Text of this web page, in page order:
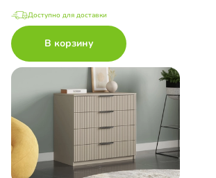
Доступно для доставки
В корзину